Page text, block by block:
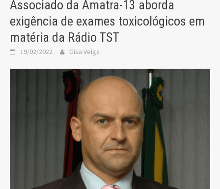
Associado da Amatra-13 aborda
exigência de exames toxicológicos em
matéria da Rádio TST
19/02/2022 Gisa Veiga